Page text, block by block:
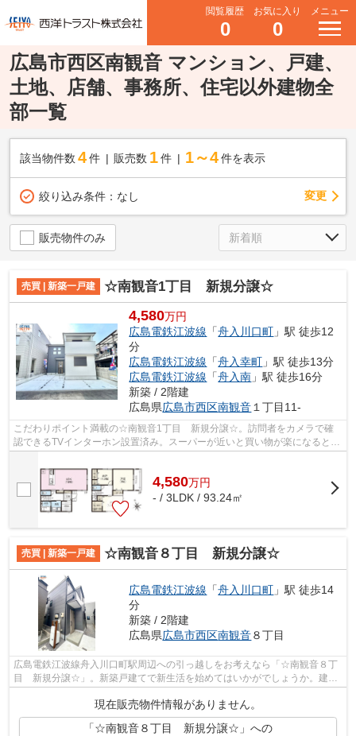
閲覧履歴
0
お気に入り
0
メニュー
広島市西区南観音 マンション、戸建、
土地、店舗、事務所、住宅以外建物全
部一覧
該当物件数 4件 販売数 1 件 1～4 件を表示
絞り込み条件： なし 変更
販売物件のみ
売買 | 新築一戸建 ☆南観音1丁目 新規分譲☆
4,580万円
広島電鉄江波線 「舟入川口町 」駅 徒歩12
分
広島電鉄江波線 「舟入幸町 」駅 徒歩13分
広島電鉄江波線 「舟入南 」駅 徒歩16分
新築 / 2階建
広島県広島市西区南観音 １丁目11-
こだわりポイント満載の☆南観音1丁目 新規分譲☆。訪問者をカメラで確
認できるTVインターホン設置済み。スーパーが近いと買い物が楽になると主
4,580万円
- / 3LDK / 93.24㎡
売買 | 新築一戸建 ☆南観音８丁目 新規分譲☆
広島電鉄江波線 「舟入川口町 」駅 徒歩14
分
新築 / 2階建
広島県広島市西区南観音８丁目
広島電鉄江波線舟入川口町駅周辺への引っ越しをお考えなら「☆南観音８丁
目 新規分譲☆」。新築戸建てで新生活を始めてはいかがでしょうか。建物
現在販売物件情報がありません。
「☆南観音８丁目 新規分譲☆」への